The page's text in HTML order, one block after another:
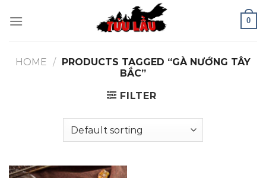
0
HOME / PRODUCTS TAGGED “GÀ NƯỚNG TÂY
BẮC”
FILTER